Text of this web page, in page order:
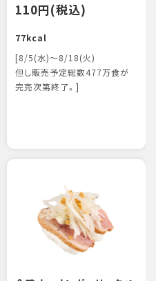
110円(税込)
77kcal
[8/5(水)～8/18(火)
但し販売予定総数477万食が
完売次第終了。]